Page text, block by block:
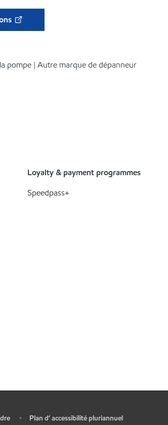
pompe | Autre marque de dépanneur
Loyalty & payment programmes
Speedpass+
• Plan d’ accessibilité pluriannuel